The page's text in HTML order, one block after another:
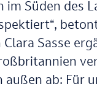
Süden des
Sasse
ab: Für